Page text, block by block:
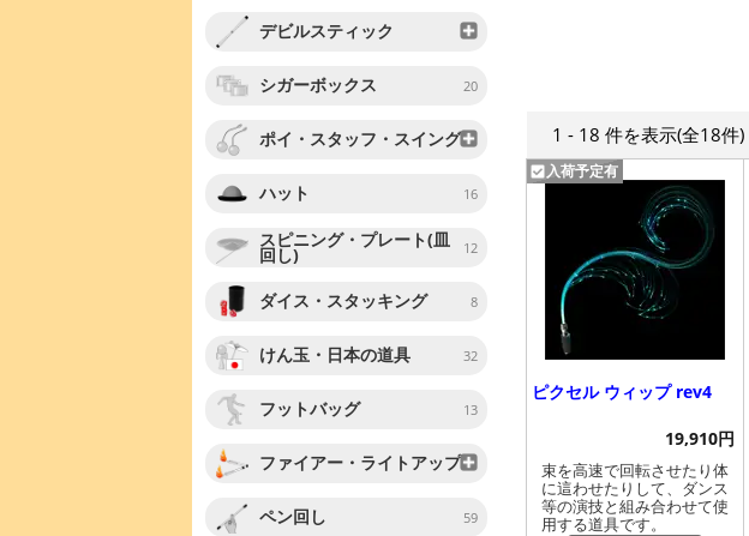
デビルスティック
シガーボックス 20
ポイ・スタッフ・スイング
ハット 16
スピニング・プレート(皿
回し) 12
ダイス・スタッキング 8
けん玉・日本の道具 32
フットバッグ 13
ファイアー・ライトアップ
ペン回し 59
1 - 18 件を表示(全18件)
入荷予定有
ピクセル ウィップ rev4
19,910円
束を高速で回転させたり体
に這わせたりして、ダンス
等の演技と組み合わせて使
用する道具です。